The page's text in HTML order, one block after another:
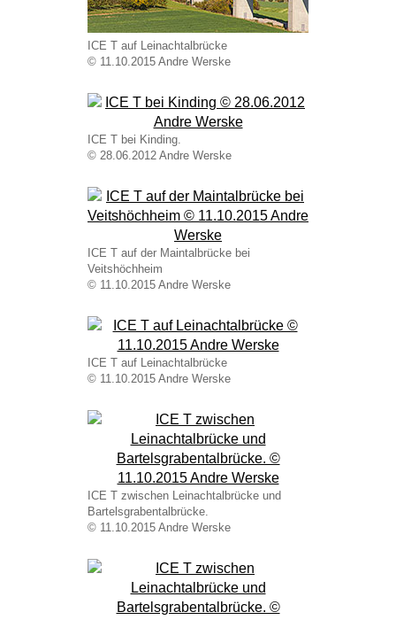
ICE T auf Leinachtalbrücke
© 11.10.2015 Andre Werske
ICE T bei Kinding.
© 28.06.2012 Andre Werske
ICE T auf der Maintalbrücke bei
Veitshöchheim
© 11.10.2015 Andre Werske
ICE T auf Leinachtalbrücke
© 11.10.2015 Andre Werske
ICE T zwischen Leinachtalbrücke und
Bartelsgrabentalbrücke.
© 11.10.2015 Andre Werske